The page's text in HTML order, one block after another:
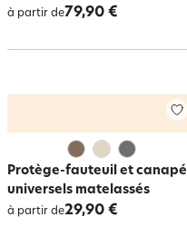
à partir de79,90 €
Protège-fauteuil et canapé
universels matelassés
à partir de29,90 €